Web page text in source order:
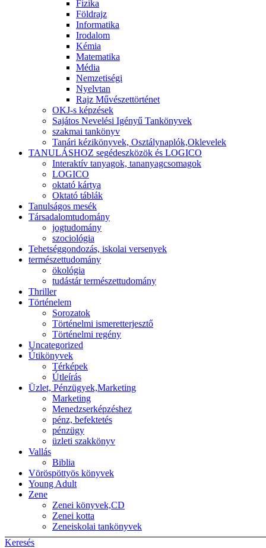
Keresés
Fizika
Földrajz
Informatika
Irodalom
Kémia
Matematika
Média
Nemzetiségi
Nyelvtan
Rajz Művészettörténet
OKJ-s képzések
Sajátos Nevelési Igényű Tankönyvek
szakmai tankönyv
Tanári kézikönyvek, Osztálynaplók,Oklevelek
TANULÁSHOZ segédeszközök és LOGICO
Interaktív tanyagok, tananyagcsomagok
LOGICO
oktató kártya
Oktató táblák
Tanulságos mesék
Társadalomtudomány
jogtudomány
szociológia
Tehetséggondozás, iskolai versenyek
természettudomány
ökológia
tudástár természettudomány
Thriller
Történelem
Sorozatok
Történelmi ismeretterjesztő
Történelmi regény
Uncategorized
Útikönyvek
Térképek
Útleírás
Üzlet, Pénzügyek,Marketing
Marketing
Menedzserképzéshez
pénz, befektetés
pénzügy
üzleti szakkönyv
Vallás
Biblia
Vöröspöttyös könyvek
Young Adult
Zene
Zenei könyvek,CD
Zenei kotta
Zeneiskolai tankönyvek